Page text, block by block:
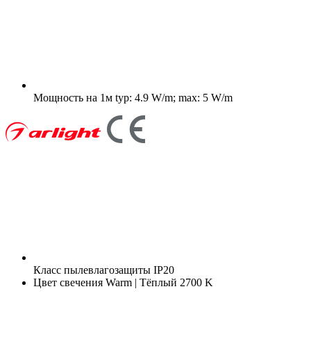
Мощность на 1м typ: 4.9 W/m; max: 5 W/m
Класс пылевлагозащиты IP20
Цвет свечения Warm | Тёплый 2700 K